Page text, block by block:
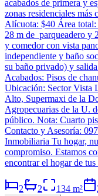
acabados de primera y
zonas residenciales más
Alícuota: $40 Área
28 m de parqueadero y
y comedor con vista
independiente y baño
su baño privado) y
Acabados: Pisos de
Ubicación: Sector Vista
Alto, Supermaxi de la
Agropecuarias de la U.
público. Nota: Cuarto
Contacto y Asesoría:
Inmobiliaria Tu hogar,
compromiso. Estamos
encontrar el hogar de tus
2 2 134 m²